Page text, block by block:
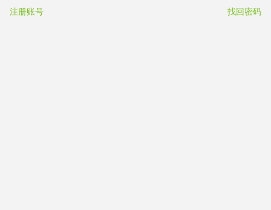
注册账号 找回密码